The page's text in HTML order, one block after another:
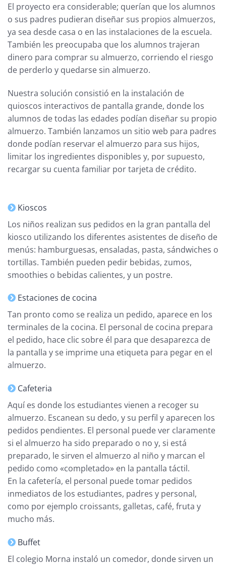
El proyecto era considerable; querían que los alumnos
o sus padres pudieran diseñar sus propios almuerzos,
ya sea desde casa o en las instalaciones de la escuela.
También les preocupaba que los alumnos trajeran
dinero para comprar su almuerzo, corriendo el riesgo
de perderlo y quedarse sin almuerzo.
Nuestra solución consistió en la instalación de
quioscos interactivos de pantalla grande, donde los
alumnos de todas las edades podían diseñar su propio
almuerzo. También lanzamos un sitio web para padres
donde podían reservar el almuerzo para sus hijos,
limitar los ingredientes disponibles y, por supuesto,
recargar su cuenta familiar por tarjeta de crédito.
Kioscos
Los niños realizan sus pedidos en la gran pantalla del
kiosco utilizando los diferentes asistentes de diseño de
menús: hamburguesas, ensaladas, pasta, sándwiches o
tortillas. También pueden pedir bebidas, zumos,
smoothies o bebidas calientes, y un postre.
Estaciones de cocina
Tan pronto como se realiza un pedido, aparece en los
terminales de la cocina. El personal de cocina prepara
el pedido, hace clic sobre él para que desaparezca de
la pantalla y se imprime una etiqueta para pegar en el
almuerzo.
Cafeteria
Aquí es donde los estudiantes vienen a recoger su
almuerzo. Escanean su dedo, y su perfil y aparecen los
pedidos pendientes. El personal puede ver claramente
si el almuerzo ha sido preparado o no y, si está
preparado, le sirven el almuerzo al niño y marcan el
pedido como «completado» en la pantalla táctil.
En la cafetería, el personal puede tomar pedidos
inmediatos de los estudiantes, padres y personal,
como por ejemplo croissants, galletas, café, fruta y
mucho más.
Buffet
El colegio Morna instaló un comedor, donde sirven un